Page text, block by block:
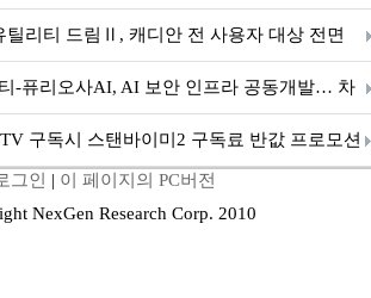
틸리티 드림Ⅱ, 캐디안 전 사용자 대상 전면
-퓨리오사AI, AI 보안 인프라 공동개발… 차
구축구독시 스탠바이미2 구독료 반값 프로모션
그인 | 이 페이지의 PC버전
NexGen Research Corp. 2010